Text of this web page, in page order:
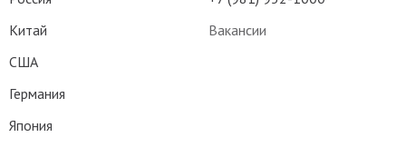
Вакансии
Китай
США
Германия
Япония